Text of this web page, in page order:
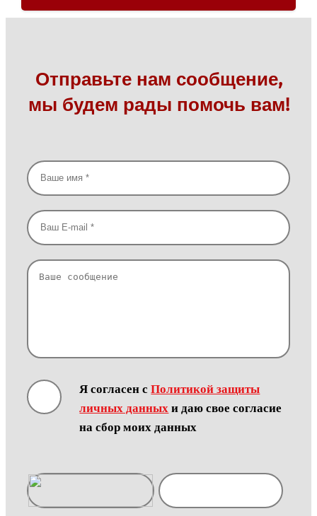
Отправьте нам сообщение,
мы будем рады помочь вам!
Я согласен сПолитикой защиты
личных данных и даю свое согласие
на сбор моих данных